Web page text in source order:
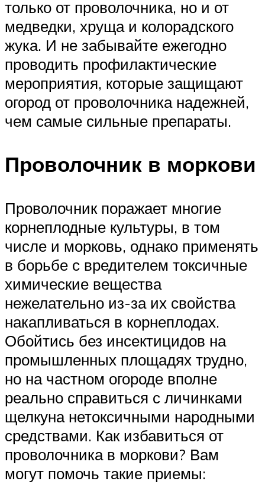
только от проволочника, но и от
медведки, хруща и колорадского
жука. И не забывайте ежегодно
проводить профилактические
мероприятия, которые защищают
огород от проволочника надежней,
чем самые сильные препараты.
Проволочник в моркови
Проволочник поражает многие
корнеплодные культуры, в том
числе и морковь, однако применять
в борьбе с вредителем токсичные
химические вещества
нежелательно из-за их свойства
накапливаться в корнеплодах.
Обойтись без инсектицидов на
промышленных площадях трудно,
но на частном огороде вполне
реально справиться с личинками
щелкуна нетоксичными народными
средствами. Как избавиться от
проволочника в моркови? Вам
могут помочь такие приемы: